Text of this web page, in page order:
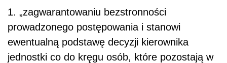
1. „zagwarantowaniu bezstronności
prowadzonego postępowania i stanowi
ewentualną podstawę decyzji kierownika
jednostki co do kręgu osób, które pozostają w